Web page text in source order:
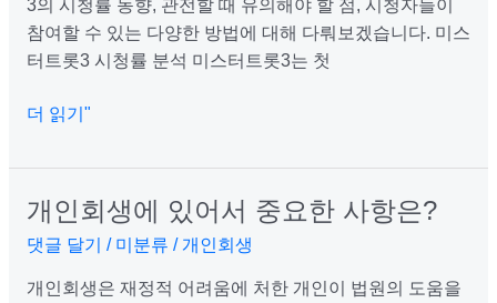
3의 시청률 동향, 관전할 때 유의해야 할 점, 시청자들이
참여할 수 있는 다양한 방법에 대해 다뤄보겠습니다. 미스
터트롯3 시청률 분석 미스터트롯3는 첫
관
전
포
트
시
청
자
참
더 읽기"
개인회생에 있어서 중요한 사항은?
댓글 달기 / 미분류 / 개인회생
개인회생은 재정적 어려움에 처한 개인이 법원의 도움을
개
인
생